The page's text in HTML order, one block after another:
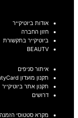
אודות ביוטיקייר
חזון החברה
ביוטיקייר בתקשורת
BEAUTV
איתור סניפים
תקנון מועדון BeautyCard
תקנון אתר ביוטיקייר
דרושים
מקרא סטטוסי הזמנה